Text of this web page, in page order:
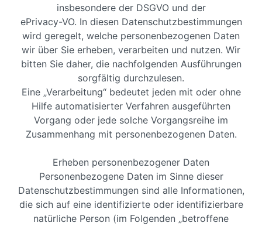
insbesondere der DSGVO und der
ePrivacy-VO. In diesen Datenschutzbestimmungen
wird geregelt, welche personenbezogenen Daten
wir über Sie erheben, verarbeiten und nutzen. Wir
bitten Sie daher, die nachfolgenden Ausführungen
sorgfältig durchzulesen.
Eine „Verarbeitung“ bedeutet jeden mit oder ohne
Hilfe automatisierter Verfahren ausgeführten
Vorgang oder jede solche Vorgangsreihe im
Zusammenhang mit personenbezogenen Daten.
Erheben personenbezogener Daten
Personenbezogene Daten im Sinne dieser
Datenschutzbestimmungen sind alle Informationen,
die sich auf eine identifizierte oder identifizierbare
natürliche Person (im Folgenden „betroffene